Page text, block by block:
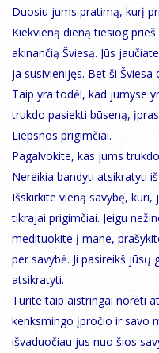
Duosiu jums pratimą, kurį
Kiekvieną dieną tiesiog
akinančią Šviesą. Jūs
ja susivienijęs. Bet ši
Taip yra todėl, kad jumyse
trukdo pasiekti būseną,
Liepsnos prigimčiai.
Pagalvokite, kas jums
Nereikia bandyti atsikratyti
Išskirkite vieną savybę,
tikrajai prigimčiai. Jeigu
medituokite į mane,
per savybė. Ji pasireikš
atsikratyti.
Turite taip aistringai norėti
kenksmingo įpročio ir savo
išvaduočiau jus nuo šios